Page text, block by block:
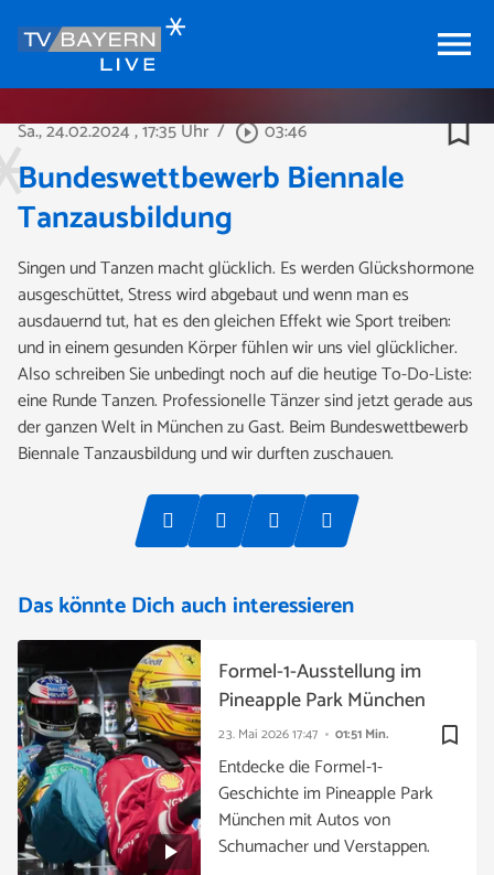
menu
Sa., 24.02.2024, 17:35 Uhr / play_circle_outline03:46 bookmark_border
Bundeswettbewerb Biennale
Tanzausbildung
Singen und Tanzen macht glücklich. Es werden Glückshormone
ausgeschüttet, Stress wird abgebaut und wenn man es
ausdauernd tut, hat es den gleichen Effekt wie Sport treiben:
und in einem gesunden Körper fühlen wir uns viel glücklicher.
Also schreiben Sie unbedingt noch auf die heutige To-Do-Liste:
eine Runde Tanzen. Professionelle Tänzer sind jetzt gerade aus
der ganzen Welt in München zu Gast. Beim Bundeswettbewerb
Biennale Tanzausbildung und wir durften zuschauen.
Das könnte Dich auch interessieren
bookmark_border
23. Mai 202617:47 01:51 Min.
Formel-1-Ausstellung im
Pineapple Park München
Entdecke die Formel-1-
Geschichte im Pineapple Park
München mit Autos von
Schumacher und Verstappen.